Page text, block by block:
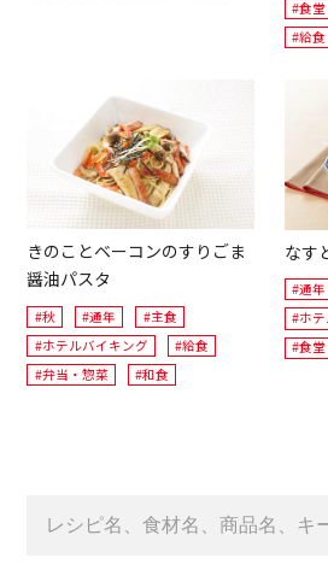
#食
#給食
きのことベーコンのすりごま
醤油パスタ
#秋 #通年
#主食
#ホテルバイキング
#給食
#弁当・惣菜
#和食
なす
#通年
#ホ
#食